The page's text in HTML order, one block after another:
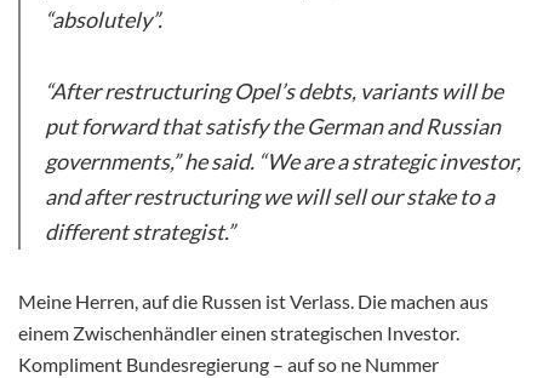
“absolutely”.
“After restructuring Opel’s debts, variants will be
put forward that satisfy the German and Russian
governments,” he said. “We are a strategic investor,
and after restructuring we will sell our stake to a
different strategist.”
Meine Herren, auf die Russen ist Verlass. Die machen aus
einem Zwischenhändler einen strategischen Investor.
Kompliment Bundesregierung – auf so ne Nummer